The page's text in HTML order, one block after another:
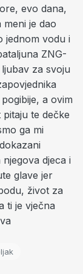
evo dana,
je dao
jednom vodu i
ZNG-
za svoju
a ovim
te dečke
ga mi
djeca i
glave jer
život za
ti je vječna